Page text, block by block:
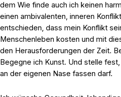
dem Wie finde auch ich keinen
einen ambivalenten, inneren
entschieden, dass mein Konflikt
Menschenleben kosten und mit
den Herausforderungen der Zeit.
Begegne ich Kunst. Und stelle
an der eigenen Nase fassen darf.